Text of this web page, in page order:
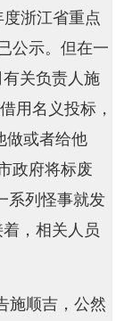
浙江省重点
公示。但在一
关负责人施
用名义投标，
做或者给他
政府将标废
系列怪事就发
，相关人员
施顺吉，公然